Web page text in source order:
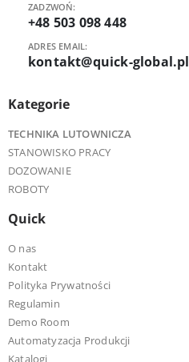
ZADZWOŃ:
+48 503 098 448
ADRES EMAIL:
kontakt@quick-global.pl
Kategorie
TECHNIKA LUTOWNICZA
STANOWISKO PRACY
DOZOWANIE
ROBOTY
Quick
O nas
Kontakt
Polityka Prywatności
Regulamin
Demo Room
Automatyzacja Produkcji
Katalogi